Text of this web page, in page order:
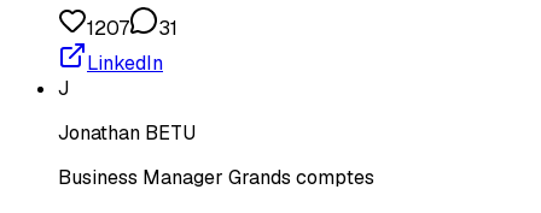
1207
31
LinkedIn
J
Jonathan BETU
Business Manager Grands comptes